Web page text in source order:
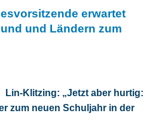
erwartet
und Ländern zum
Lin-Klitzing: „Jetzt aber hurtig:
zum neuen Schuljahr in der